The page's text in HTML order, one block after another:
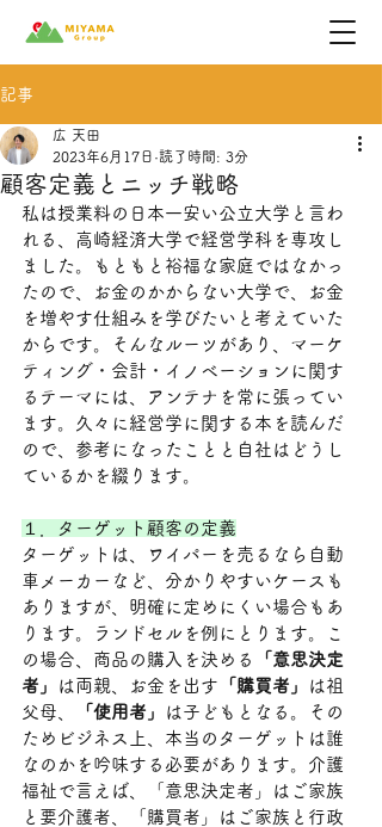
記事
顧客定義とニッチ戦略
広 天田
2023年6月17日 読了時間: 3分
私は授業料の日本一安い公立大学と言わ
れる、高崎経済大学で経営学科を専攻し
ました。もともと裕福な家庭ではなかっ
たので、お金のかからない大学で、お金
を増やす仕組みを学びたいと考えていた
からです。そんなルーツがあり、マーケ
ティング・会計・イノベーションに関す
るテーマには、アンテナを常に張ってい
ます。久々に経営学に関する本を読んだ
ので、参考になったことと自社はどうし
ているかを綴ります。
１．ターゲット顧客の定義
ターゲットは、ワイパーを売るなら自動
車メーカーなど、分かりやすいケースも
ありますが、明確に定めにくい場合もあ
ります。ランドセルを例にとります。こ
の場合、商品の購入を決める
「意思決定
者」
は両親、お金を出す 「購買者」
は祖
父母、
「使用者」
は子どもとなる。その
ためビジネス上、本当のターゲットは誰
なのかを吟味する必要があります。介護
福祉で言えば、「意思決定者」はご家族
と要介護者、「購買者」はご家族と行政